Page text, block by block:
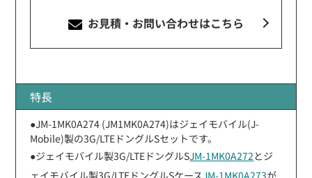
お見積・お問い合わせはこちら
特長
●JM-1MK0A274 (JM1MK0A274)はジェイモバイル(J-
Mobile)製の3G/LTEドングルSセットです。
●ジェイモバイル製3G/LTEドングルSJM-1MK0A272とジ
ェイモバイル製3G/LTEドングルSケースJM-1MK0A273が